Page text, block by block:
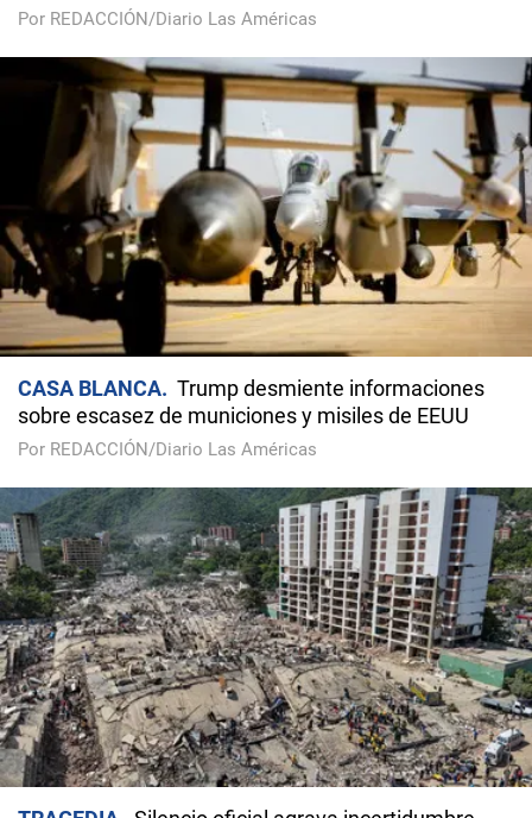
Por REDACCIÓN/Diario Las Américas
CASA BLANCA
Trump desmiente informaciones
sobre escasez de municiones y misiles de EEUU
Por REDACCIÓN/Diario Las Américas